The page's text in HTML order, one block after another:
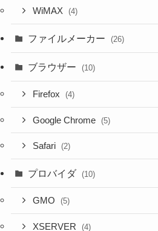
WiMAX (4)
ファイルメーカー (26)
ブラウザー (10)
Firefox (4)
Google Chrome (5)
Safari (2)
プロバイダ (10)
GMO (5)
XSERVER (4)